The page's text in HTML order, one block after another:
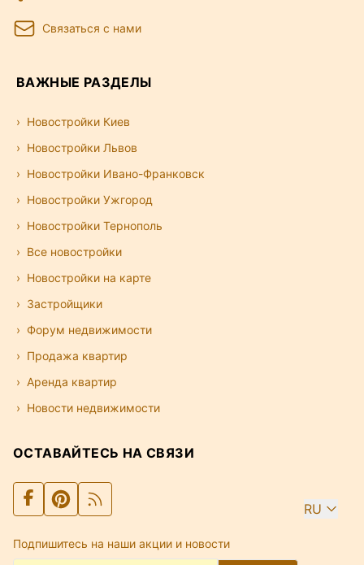
Связаться с нами
ВАЖНЫЕ РАЗДЕЛЫ
Новостройки Киев
Новостройки Львов
Новостройки Ивано-Франковск
Новостройки Ужгород
Новостройки Тернополь
Все новостройки
Новостройки на карте
Застройщики
Форум недвижимости
Продажа квартир
Аренда квартир
Новости недвижимости
ОСТАВАЙТЕСЬ НА СВЯЗИ
RU
Подпишитесь на наши акции и новости